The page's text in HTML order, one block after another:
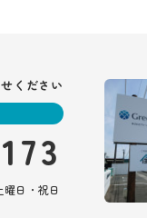
ください
日・祝日